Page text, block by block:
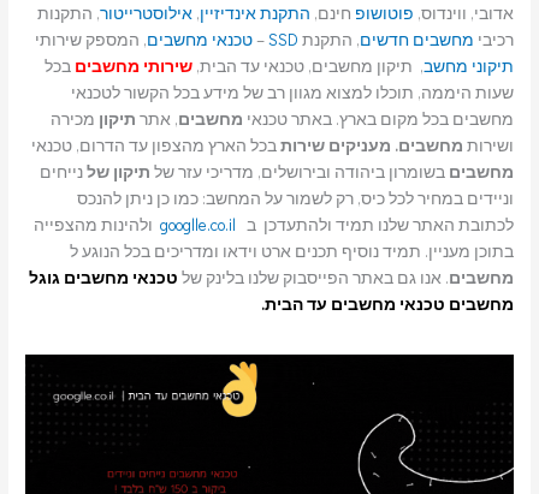
אדובי, ווינדוס, פוטושופ חינם, התקנת אינדיזיין,אילוסטרייטור, התקנות
רכיבי מחשבים חדשים, התקנת SSD
–טכנאי מחשבים, המספק שירותי
תיקוני מחשב, תיקון מחשבים, טכנאי עד הבית,שירותי מחשבים בכל
שעות היממה, תוכלו למצוא מגוון רב של מידע בכל הקשור לטכנאי
מחשבים בכל מקום בארץ. באתר טכנאי מחשבים, אתר תיקון מכירה
ושירות מחשבים. מעניקים שירותבכל הארץ מהצפון עד הדרום, טכנאי
מחשבים בשומרון ביהודה ובירושלים, מדריכי עזר של תיקון שלנייחים
וניידים במחיר לכל כיס, רק לשמור על המחשב: כמו כן ניתן להנכס
לכתובת האתר שלנו תמיד ולהתעדכן ב googlle.co.il ולהינות מהצפייה
בתוכן מעניין. תמיד נוסיף תכנים ארט וידאו ומדריכים בכל הנוגע ל
מחשבים. אנו גם באתר הפייסבוק שלנו בלינק של טכנאי מחשבים גוגל
מחשבים טכנאי מחשבים עד הבית.